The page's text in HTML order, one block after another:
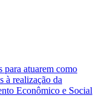
para atuarem como
à realização da
Econômico e Social